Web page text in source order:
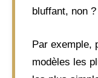
bluffant, non ?
Par exemple,
modèles les